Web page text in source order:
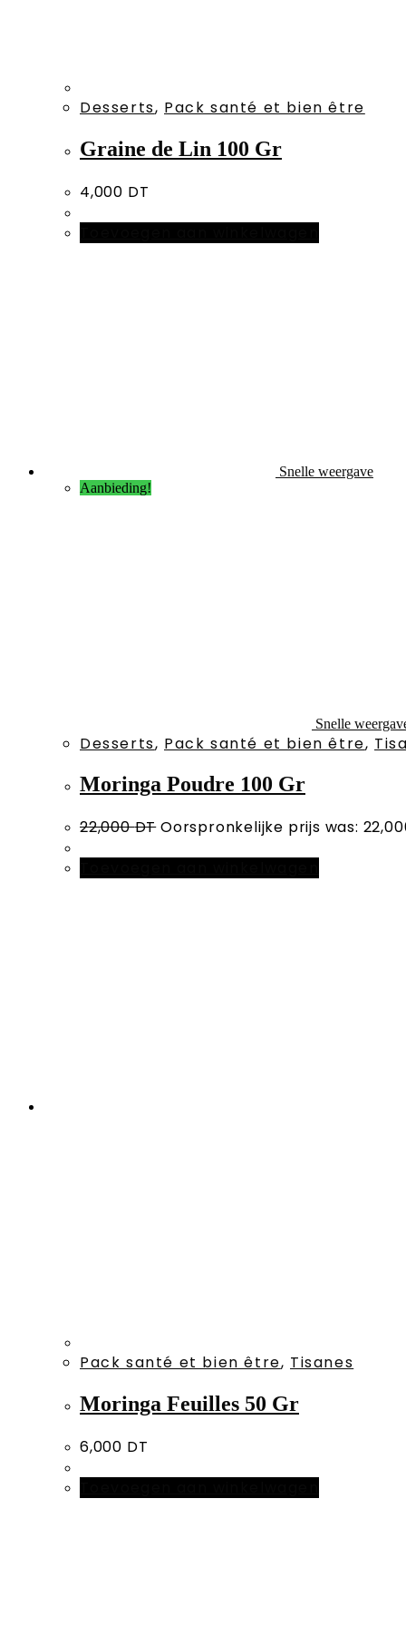
Desserts, Pack santé et bien être
Graine de Lin 100 Gr
4,000 DT
Snelle weergave
Aanbieding!
Snelle
Desserts, Pack santé et bien être,
Moringa Poudre 100 Gr
22,000DT Oorspronkelijke prijs was:
Pack santé et bien être, Tisanes
Moringa Feuilles 50 Gr
6,000 DT